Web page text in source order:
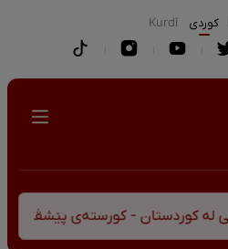
كوردی Kurdî
- کورستەی پێشڤەچوونی